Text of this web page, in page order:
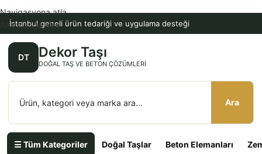
İstanbul geneli ürün tedariği ve uygulama desteği
DT Dekor Taşı
DOĞAL TAŞ VE BETON ÇÖZÜMLERI
Ara
☰ Tüm Kategoriler Doğal Taşlar Beton Elemanları
Navigasyona atla
Ana içeriğe atla